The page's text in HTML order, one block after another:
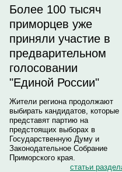
Более 100 тысяч
приморцев уже
приняли участие в
предварительном
голосовании
"Единой России"
Жители региона продолжают
выбирать кандидатов, которые
представят партию на
предстоящих выборах в
Государственную Думу и
Законодательное Собрание
Приморского края.
статьи